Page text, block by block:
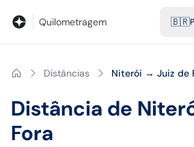
Quilometragem 🇧🇷
Distâncias Niterói → Juiz de
Distância de
Fora